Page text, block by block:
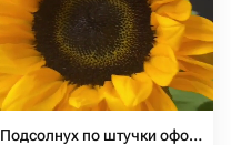
Подсолнух по штучки оформление бесплатно